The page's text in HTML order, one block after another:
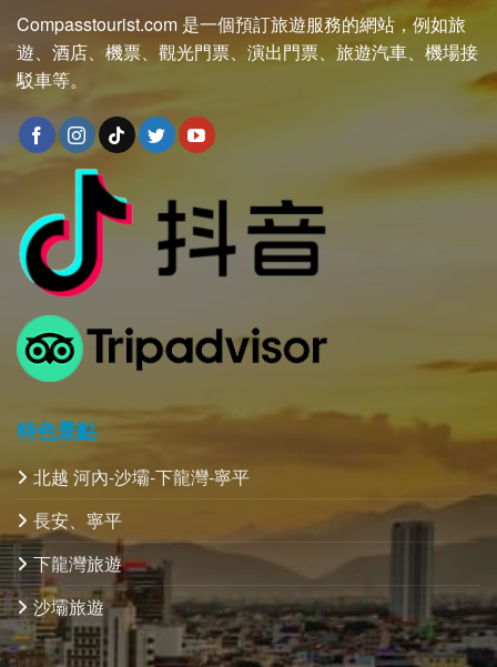
Compasstourist.com 是一個預訂旅遊服務的網站，例如旅
遊、酒店、機票、觀光門票、演出門票、旅遊汽車、機場接
駁車等。
特色景點
北越 河內-沙壩-下龍灣-寧平
長安、寧平
下龍灣旅遊
沙壩旅遊